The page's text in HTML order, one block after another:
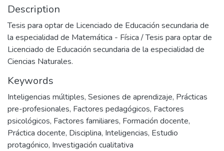
Description
Tesis para optar de Licenciado de Educación secundaria de
la especialidad de Matemática - Física / Tesis para optar de
Licenciado de Educación secundaria de la especialidad de
Ciencias Naturales.
Keywords
Inteligencias múltiples, Sesiones de aprendizaje, Prácticas
pre-profesionales, Factores pedagógicos, Factores
psicológicos, Factores familiares, Formación docente,
Práctica docente, Disciplina, Inteligencias, Estudio
protagónico, Investigación cualitativa